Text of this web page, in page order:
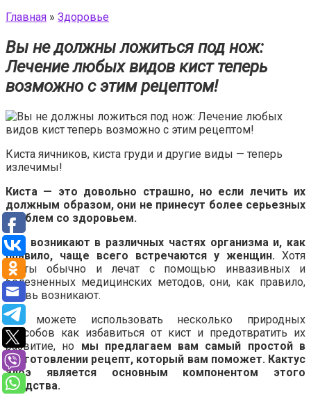
Главная » Здоровье
Вы не должны ложиться под нож:
Лечение любых видов кист теперь
возможно с этим рецептом!
Киста яичников, киста груди и другие виды — теперь
излечимы!
Киста — это довольно страшно, но если лечить их
должным образом, они не принесут более серьезных
проблем со здоровьем.
Они возникают в различных частях организма и, как
правило, чаще всего встречаются у женщин. Хотя
кисты обычно и лечат с помощью инвазивных и
болезненных медицинских методов, они, как правило,
вновь возникают.
Вы можете использовать несколько природных
способов как избавиться от кист и предотвратить их
развитие, но мы предлагаем вам самый простой в
приготовлении рецепт, который вам поможет. Кактус
алоэ является основным компонентом этого
средства.